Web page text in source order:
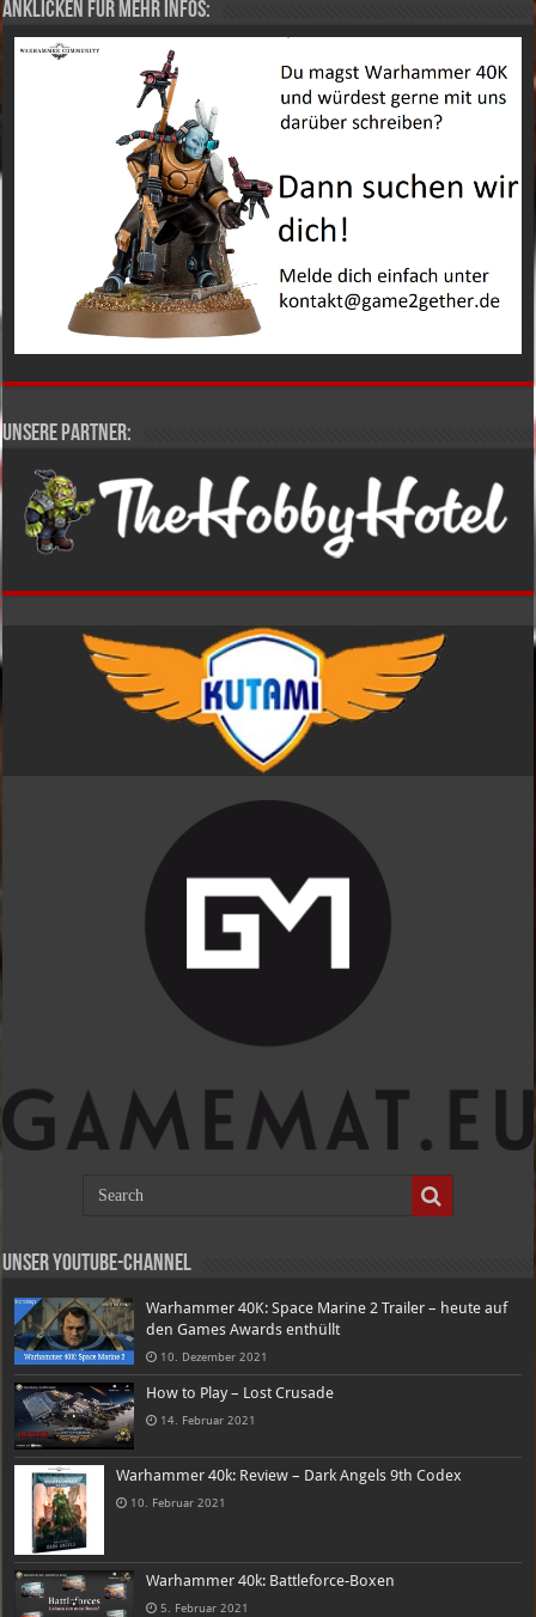
Anklicken für mehr Infos:
Unsere Partner:
Unser Youtube-Channel
Warhammer 40K: Space Marine 2 Trailer – heute auf
den Games Awards enthüllt
10. Dezember 2021
How to Play – Lost Crusade
14. Februar 2021
Warhammer 40k: Review – Dark Angels 9th Codex
10. Februar 2021
Warhammer 40k: Battleforce-Boxen
5. Februar 2021